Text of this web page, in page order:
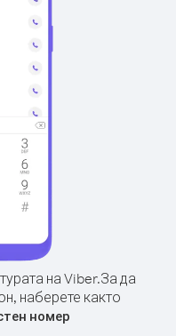
на Viber.За да
наберете както
номер